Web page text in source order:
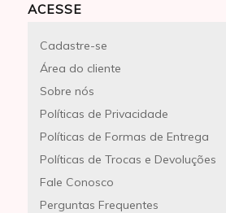
ACESSE
Cadastre-se
Área do cliente
Sobre nós
Políticas de Privacidade
Políticas de Formas de Entrega
Políticas de Trocas e Devoluções
Fale Conosco
Perguntas Frequentes